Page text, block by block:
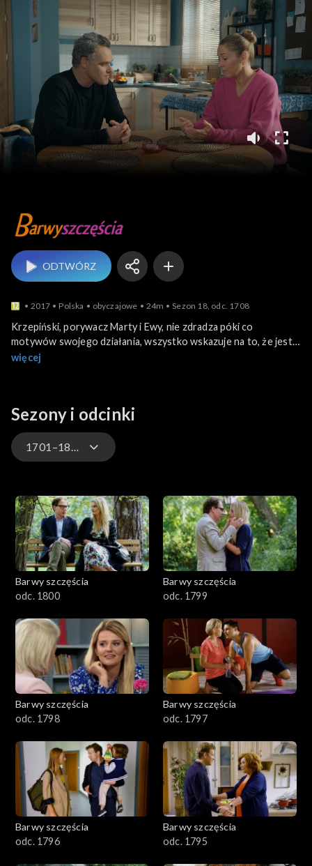
Barwy szczęścia
ODTWÓRZ
2017 Polska obyczajowe 24m Sezon 18, odc. 1708
Krzepiński, porywacz Marty i Ewy, nie zdradza póki co
motywów swojego działania, wszystko wskazuje na to, że jest
niezrównoważony psychicznie. Walawskiej i jej córeczce
więcej
Sezony i odcinki
1701–1800
3201-3300
3101-3200
3001-3100
2901-3000
2801–2900
2701–2800
2501–2600
2401–2500
2301–2400
Barwy szczęścia
odc. 1800
Barwy szczęścia
odc. 1799
Barwy szczęścia
odc. 1798
Barwy szczęścia
odc. 1797
Barwy szczęścia
odc. 1796
Barwy szczęścia
odc. 1795